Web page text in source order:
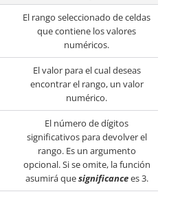
El rango seleccionado de celdas
que contiene los valores
numéricos.
El valor para el cual deseas
encontrar el rango, un valor
numérico.
El número de dígitos
significativos para devolver el
rango. Es un argumento
opcional. Si se omite, la función
asumirá quesignificancees 3.